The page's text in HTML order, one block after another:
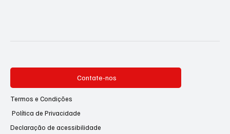
Contate-nos
Termos e Condições
Política de Privacidade
Declaração de acessibilidade